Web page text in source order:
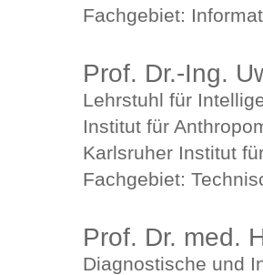
Fachgebiet:
Prof. Dr.-Ing.
Lehrstuhl für
Institut für
Karlsruher Institut
Fachgebiet:
Prof. Dr. med.
Diagnostische und